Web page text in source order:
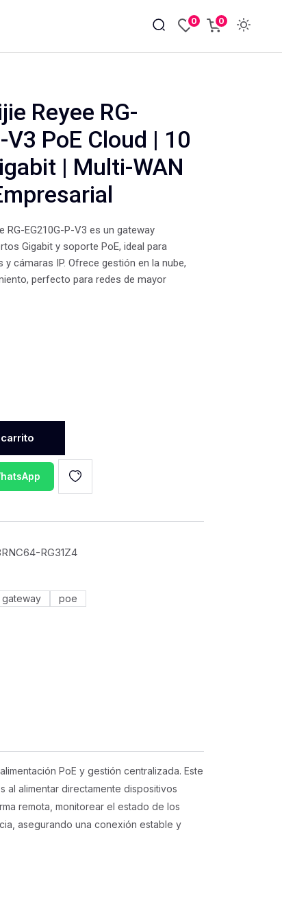
0 0
Reyee RG-
V3 PoE Cloud | 10
| Multi-WAN
RG-EG210G-P-V3 es un gateway
Gigabit y soporte PoE, ideal para
cámaras IP. Ofrece gestión en la nube,
perfecto para redes de mayor
RG31Z4
gateway poe
PoE y gestión centralizada. Este
al alimentar directamente dispositivos
remota, monitorear el estado de los
asegurando una conexión estable y